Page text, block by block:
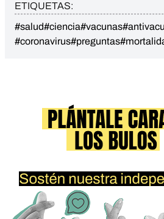
ETIQUETAS:
#salud#ciencia#vacunas
#coronavirus#preguntas